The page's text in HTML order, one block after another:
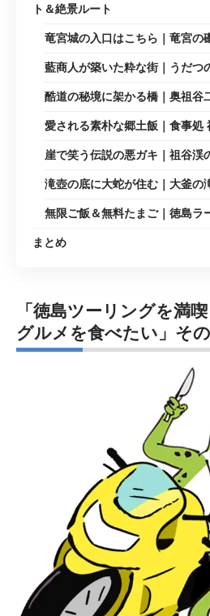
ト＆絶景ルート
竜宮城の入口はこちら｜竜宮の
藍商人が築いた粋な街｜うだつ
酷道の秘境に架かる橋｜奥祖谷
愛される素朴な郷土飯｜食事処
崖で笑う伝説の悪ガキ｜祖谷渓
滝壺の底に大蛇が住む｜大釜の
無限ご飯＆無料たまご｜徳島ラ
まとめ
「徳島ツーリングを満
グルメを食べたい」そ